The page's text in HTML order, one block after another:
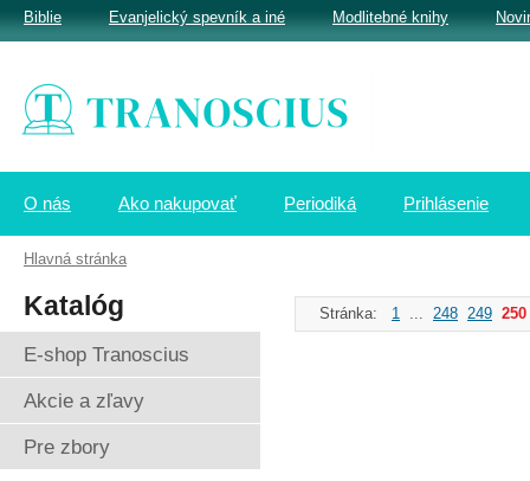
O nás Ako nakupovať Periodiká Prihlásenie
Stránka: 1 ... 248 249 250
Katalóg
E-shop Tranoscius
Akcie a zľavy
Pre zbory
Biblie Evanjelický spevník a iné Modlitebné knihy
Hlavná stránka